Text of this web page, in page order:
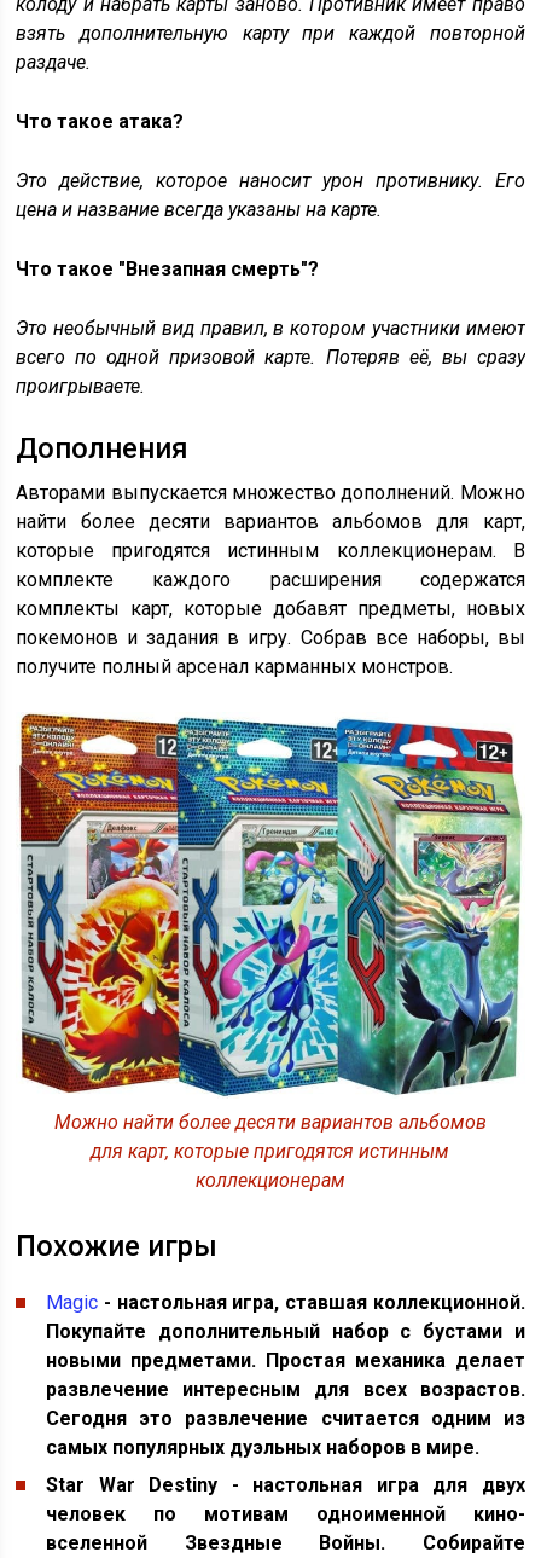
колоду и набрать карты заново. Противник имеет право
взять дополнительную карту при каждой повторной
раздаче.
Что такое атака?
Это действие, которое наносит урон противнику. Его
цена и название всегда указаны на карте.
Что такое "Внезапная смерть"?
Это необычный вид правил, в котором участники имеют
всего по одной призовой карте. Потеряв её, вы сразу
проигрываете.
Дополнения
Авторами выпускается множество дополнений. Можно
найти более десяти вариантов альбомов для карт,
которые пригодятся истинным коллекционерам. В
комплекте каждого расширения содержатся
комплекты карт, которые добавят предметы, новых
покемонов и задания в игру. Собрав все наборы, вы
получите полный арсенал карманных монстров.
Можно найти более десяти вариантов альбомов
для карт, которые пригодятся истинным
коллекционерам
Похожие игры
Magic - настольная игра, ставшая коллекционной.
Покупайте дополнительный набор с бустами и
новыми предметами. Простая механика делает
развлечение интересным для всех возрастов.
Сегодня это развлечение считается одним из
самых популярных дуэльных наборов в мире.
Star War Destiny - настольная игра для двух
человек по мотивам одноименной кино-
вселенной Звездные Войны. Собирайте